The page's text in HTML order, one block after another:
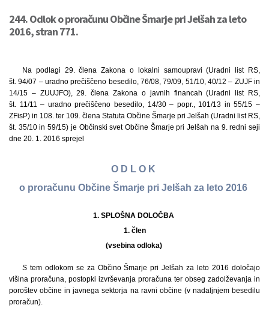
244. Odlok o proračunu Občine Šmarje pri Jelšah za leto
2016, stran 771.
Na podlagi 29. člena Zakona o lokalni samoupravi (Uradni list RS,
št. 94/07 – uradno prečiščeno besedilo, 76/08, 79/09, 51/10, 40/12 – ZUJF in
14/15 – ZUUJFO), 29. člena Zakona o javnih financah (Uradni list RS,
št. 11/11 – uradno prečiščeno besedilo, 14/30 – popr., 101/13 in 55/15 –
ZFisP) in 108. ter 109. člena Statuta Občine Šmarje pri Jelšah (Uradni list RS,
št. 35/10 in 59/15) je Občinski svet Občine Šmarje pri Jelšah na 9. redni seji
dne 20. 1. 2016 sprejel
O D L O K
o proračunu Občine Šmarje pri Jelšah za leto 2016
1. SPLOŠNA DOLOČBA
1. člen
(vsebina odloka)
S tem odlokom se za Občino Šmarje pri Jelšah za leto 2016 določajo
višina proračuna, postopki izvrševanja proračuna ter obseg zadolževanja in
poroštev občine in javnega sektorja na ravni občine (v nadaljnjem besedilu
proračun).